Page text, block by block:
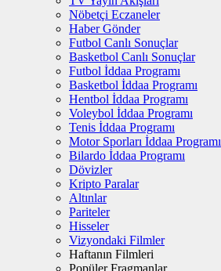
Nöbetçi Eczaneler
Haber Gönder
Futbol Canlı Sonuçlar
Basketbol Canlı Sonuçlar
Futbol İddaa Programı
Basketbol İddaa Programı
Hentbol İddaa Programı
Voleybol İddaa Programı
Tenis İddaa Programı
Motor Sporları İddaa Programı
Bilardo İddaa Programı
Dövizler
Kripto Paralar
Altınlar
Pariteler
Hisseler
Vizyondaki Filmler
Haftanın Filmleri
Popüler Fragmanlar